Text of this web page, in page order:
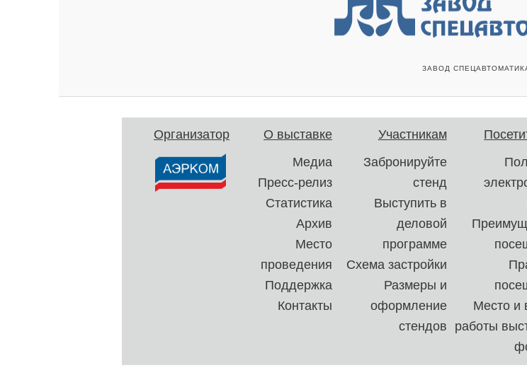
ЗАВОД
Организатор
О выставке
Медиа
Пресс-релиз
Статистика
Архив
Место
проведения
Поддержка
Контакты
Участникам
Забронируйте
стенд
Выступить в
деловой
программе
Схема застройки
Размеры и
оформление
стендов
Место и
работы